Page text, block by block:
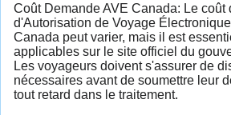
Coût Demande AVE Canada: Le coût
d'Autorisation de Voyage
Canada peut varier, mais il est
applicables sur le site officiel du
Les voyageurs doivent s'assurer de
nécessaires avant de soumettre leur
tout retard dans le traitement.